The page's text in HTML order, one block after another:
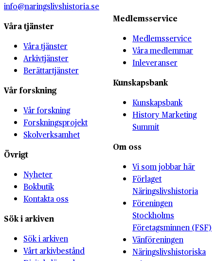
info@naringslivshistoria.se
Våra tjänster
Våra tjänster
Arkivtjänster
Berättartjänster
Vår forskning
Vår forskning
Forskningsprojekt
Skolverksamhet
Övrigt
Nyheter
Bokbutik
Kontakta oss
Sök i arkiven
Sök i arkiven
Vårt arkivbestånd
Medlemsservice
Medlemsservice
Våra medlemmar
Inleveranser
Kunskapsbank
Kunskapsbank
History Marketing
Summit
Om oss
Vi som jobbar här
Förlaget
Näringslivshistoria
Föreningen
Stockholms
Företagsminnen (FSF)
Vänföreningen
Näringslivshistoriska